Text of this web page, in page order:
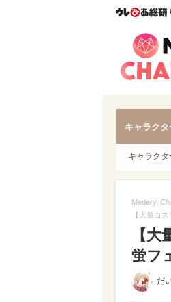
キャラク
キャラク
Medery.
【大量コ
【
蛍フ
だ